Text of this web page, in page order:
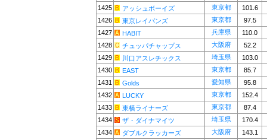
1425
アッシュボーイズ 東京都
101.6
1426
東京レイバンズ 東京都
97.5
1427
HABIT 兵庫県
110.0
1428
チュッパチャップス 大阪府
52.2
1429
川口アスレチックス 埼玉県
103.0
1430
EAST 東京都
85.7
1431
Golds 愛知県
95.8
1432
LUCKY 東京都
152.4
1433
東横ライナーズ 東京都
87.4
1434
ザ・ダイナマイツ 埼玉県
170.4
1434
ダブルクラッカーズ 大阪府
143.1